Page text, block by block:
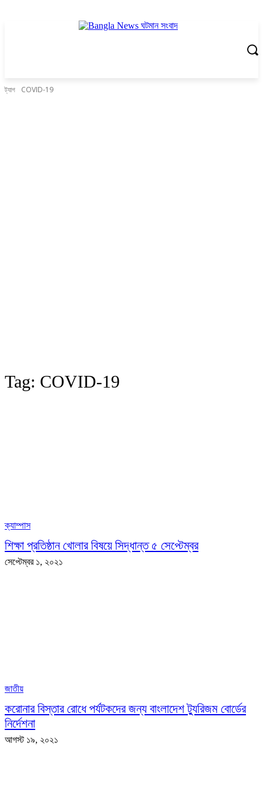
ট্যাগ COVID-19
Tag: COVID-19
ক্যাম্পাস
শিক্ষা প্রতিষ্ঠান খোলার বিষয়ে সিদ্ধান্ত ৫ সেপ্টেম্বর
সেপ্টেম্বর ১, ২০২১
জাতীয়
করোনার বিস্তার রোধে পর্যটকদের জন্য বাংলাদেশ ট্যুরিজম বোর্ডের
নির্দেশনা
আগস্ট ১৯, ২০২১